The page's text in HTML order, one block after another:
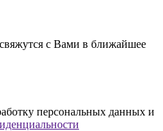
с Вами в ближайшее
персональных данных и